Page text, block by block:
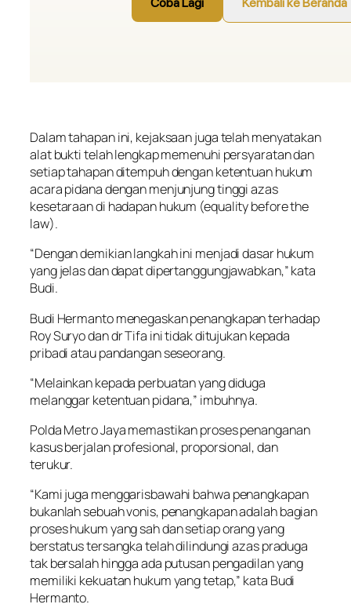
Dalam tahapan ini, kejaksaan juga telah menyatakan
alat bukti telah lengkap memenuhi persyaratan dan
setiap tahapan ditempuh dengan ketentuan hukum
acara pidana dengan menjunjung tinggi azas
kesetaraan di hadapan hukum (equality before the
law).
“Dengan demikian langkah ini menjadi dasar hukum
yang jelas dan dapat dipertanggungjawabkan,” kata
Budi.
Budi Hermanto menegaskan penangkapan terhadap
Roy Suryo dan dr Tifa ini tidak ditujukan kepada
pribadi atau pandangan seseorang.
“Melainkan kepada perbuatan yang diduga
melanggar ketentuan pidana,” imbuhnya.
Polda Metro Jaya memastikan proses penanganan
kasus berjalan profesional, proporsional, dan
terukur.
“Kami juga menggarisbawahi bahwa penangkapan
bukanlah sebuah vonis, penangkapan adalah bagian
proses hukum yang sah dan setiap orang yang
berstatus tersangka telah dilindungi azas praduga
tak bersalah hingga ada putusan pengadilan yang
memiliki kekuatan hukum yang tetap,” kata Budi
Hermanto.